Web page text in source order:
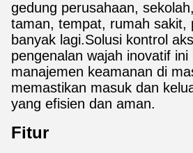
gedung perusahaan,
taman, tempat, rumah sakit,
banyak lagi.Solusi kontrol
pengenalan wajah inovatif ini
manajemen keamanan di
memastikan masuk dan
yang efisien dan aman.
Fitur